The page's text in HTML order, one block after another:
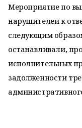
Мероприятие по
нарушителей к
следующим
останавливали,
исполнительных
задолженности